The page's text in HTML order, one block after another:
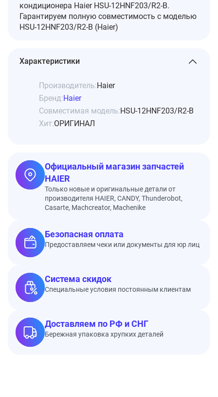
кондиционера Haier HSU-12HNF203/R2-B.
Гарантируем полную совместимость с моделью
HSU-12HNF203/R2-B (Haier)
Характеристики
Производитель:Haier
Бренд:Haier
Совместимая модель:HSU-12HNF203/R2-B
Хит:ОРИГИНАЛ
Официальный магазин запчастей
HAIER
Только новые и оригинальные детали от
производителя HAIER, CANDY, Thunderobot,
Casarte, Machcreator, Machenike
Безопасная оплата
Предоставляем чеки или документы для юр лиц
Система скидок
Специальные условия постоянным клиентам
Доставляем по РФ и СНГ
Бережная упаковка хрупких деталей